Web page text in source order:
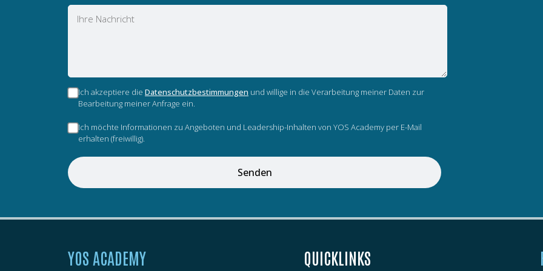
Nachricht
Ich akzeptiere die Datenschutzbestimmungen und willige in die Verarbeitung meiner Daten zur
Bearbeitung meiner Anfrage ein.
Ich möchte Informationen zu Angeboten und Leadership-Inhalten von YOS Academy per E-Mail
erhalten (freiwillig).
Senden
YOS ACADEMY QUICKLINKS